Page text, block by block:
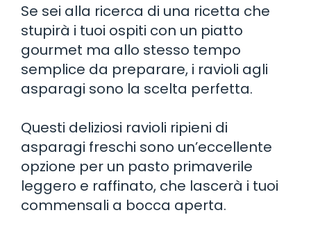
Se sei alla ricerca di una ricetta che
stupirà i tuoi ospiti con un piatto
gourmet ma allo stesso tempo
semplice da preparare, i ravioli agli
asparagi sono la scelta perfetta.
Questi deliziosi ravioli ripieni di
asparagi freschi sono un’eccellente
opzione per un pasto primaverile
leggero e raffinato, che lascerà i tuoi
commensali a bocca aperta.